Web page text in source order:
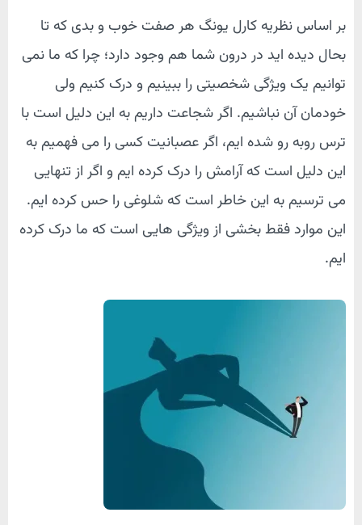
بر اساس نظریه کارل یونگ هر صفت خوب و بدی که تا
بحال دیده اید در درون شما هم وجود دارد؛ چرا که ما نمی
توانیم یک ویژگی شخصیتی را ببینیم و درک کنیم ولی
خودمان آن نباشیم. اگر شجاعت داریم به این دلیل است با
ترس روبه رو شده ایم، اگر عصبانیت کسی را می فهمیم به
این دلیل است که آرامش را درک کرده ایم و اگر از تنهایی
می ترسیم به این خاطر است که شلوغی را حس کرده ایم.
این موارد فقط بخشی از ویژگی هایی است که ما درک کرده
ایم.